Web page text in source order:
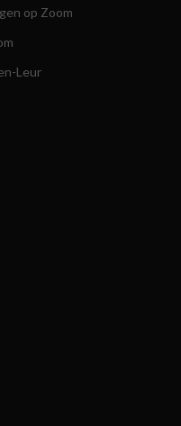
op Zoom
Leur